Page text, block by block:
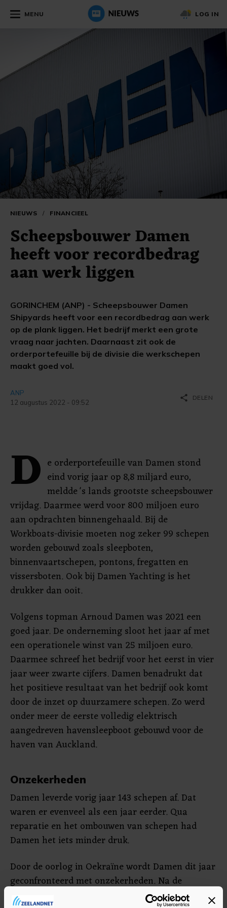
MENU LOG IN
NIEUWS / FINANCIEEL
Scheepsbouwer Damen
heeft voor recordbedrag
aan werk liggen
GORINCHEM (ANP) - Scheepsbouwer Damen
Shipyards heeft voor een recordbedrag aan werk
op de plank liggen. Het bedrijf merkt een grote
vraag naar jachten. Daarnaast zit ook de
orderportefeuille bij de divisie die werkschepen
maakt goed vol.
ANP
12 augustus 2022 - 09:52
share DELEN
D e orderportefeuille van Damen stond
eind vorig jaar op 8,8 miljard euro,
meldde 's lands grootste scheepsbouwer
vrijdag. Daarmee werd voor 800 miljoen euro
aan opdrachten binnengehaald. Bij de
Workboats-divisie moeten nog zeker 99 schepen
worden gebouwd zoals sleepboten,
binnenvaartschepen, pontons, fregatten en
vissersboten. Ook bij Damen Yachting is het
drukker dan ooit.
Volgens topman Arnoud Damen was 2021 een
goed jaar. De onderneming sloot het jaar af met
een operationele winst van 25 miljoen euro.
Daarmee schreef het bedrijf voor het eerst in vier
jaar weer zwarte cijfers. Damen benadrukt dat
het positieve resultaat van het bedrijf ook komt
door de inzet op duurzamere schepen. Zo werd
onder meer de eerste volledig elektrisch
aangedreven havensleepboot gebouwd voor de
haven van Auckland.
Onzekerheden
Damen leverde vorig jaar 143 schepen af. Dat
waren er evenveel als een jaar eerder. Qua
reparatie en het ombouwen van schepen had
Damen het iets minder druk.
Door de oorlog in Oekraïne wordt Damen dit jaar
geconfronteerd met onzekerheden. Na de
Russische inval in Oekraïne heeft Damen